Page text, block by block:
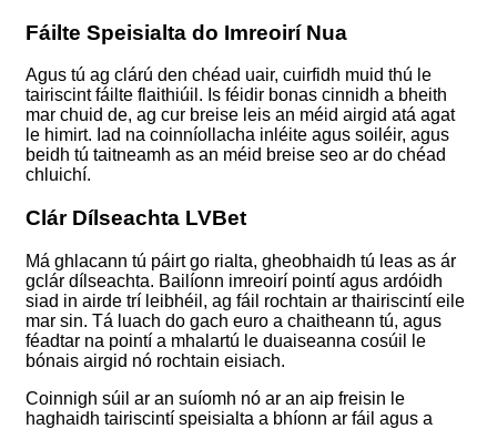
Fáilte Speisialta do Imreoirí Nua
Agus tú ag clárú den chéad uair, cuirfidh muid thú le
tairiscint fáilte flaithiúil. Is féidir bonas cinnidh a bheith
mar chuid de, ag cur breise leis an méid airgid atá agat
le himirt. Iad na coinníollacha inléite agus soiléir, agus
beidh tú taitneamh as an méid breise seo ar do chéad
chluichí.
Clár Dílseachta LVBet
Má ghlacann tú páirt go rialta, gheobhaidh tú leas as ár
gclár dílseachta. Bailíonn imreoirí pointí agus ardóidh
siad in airde trí leibhéil, ag fáil rochtain ar thairiscintí eile
mar sin. Tá luach do gach euro a chaitheann tú, agus
féadtar na pointí a mhalartú le duaiseanna cosúil le
bónais airgid nó rochtain eisiach.
Coinnigh súil ar an suíomh nó ar an aip freisin le
haghaidh tairiscintí speisialta a bhíonn ar fáil agus a